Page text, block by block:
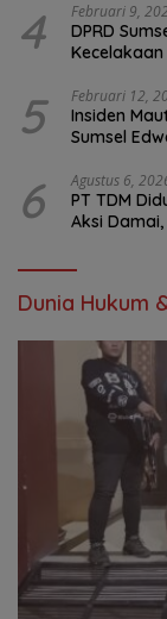
4 Februari 9,
DPRD
5 Februari 12,
Insiden
Sumsel
6 Agustus 6,
PT TDM
Aksi Damai,
Dunia Hukum